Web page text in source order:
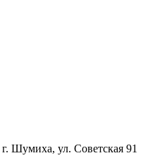
Шумиха, ул. Советская 91